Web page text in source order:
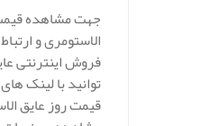
جهت مشاهده
الاستومری و
فروش اینترنتی
توانید با لینک
قیمت روز عایق